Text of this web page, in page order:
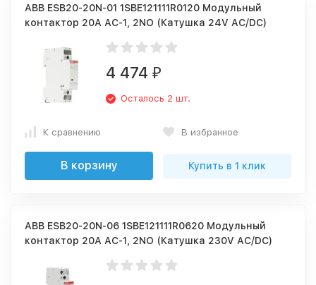
ABB ESB20-20N-01 1SBE121111R0120 Модульный
контактор 20А АС-1, 2NO (Катушка 24V AC/DC)
4 474 ₽
Осталось 2 шт.
К сравнению В избранное
В корзину Купить в 1 клик
ABB ESB20-20N-06 1SBE121111R0620 Модульный
контактор 20А АС-1, 2NO (Катушка 230V AC/DC)